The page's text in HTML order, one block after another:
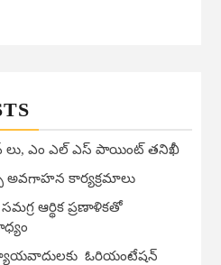
లు, ఎం ఎల్ ఎస్ పాయింట్ తనిఖీ
అవగాహన కార్యక్రమాలు
ఆర్థిక ప్రణాళికతో
ఓరియంటేషన్